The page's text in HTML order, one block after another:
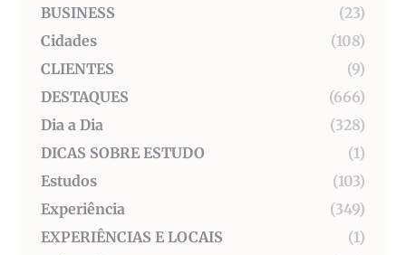
BUSINESS
(23)
Cidades
(108)
CLIENTES
(9)
DESTAQUES
(666)
Dia a Dia
(328)
DICAS SOBRE ESTUDO
(1)
Estudos
(103)
Experiência
(349)
EXPERIÊNCIAS E LOCAIS
(1)